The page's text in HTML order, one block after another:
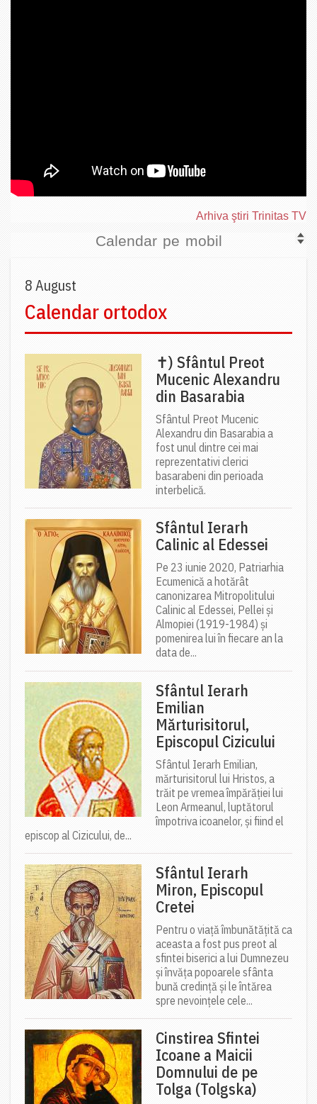
Arhiva ştiri Trinitas TV
Calendar pe mobil
8 August
Calendar ortodox
✝) Sfântul Preot
Mucenic Alexandru
din Basarabia
Sfântul Preot Mucenic
Alexandru din Basarabia a
fost unul dintre cei mai
reprezentativi clerici
basarabeni din perioada
interbelică.
Sfântul Ierarh
Calinic al Edessei
Pe 23 iunie 2020, Patriarhia
Ecumenică a hotărât
canonizarea Mitropolitului
Calinic al Edessei, Pellei și
Almopiei (1919-1984) și
pomenirea lui în fiecare an la
data de...
Sfântul Ierarh
Emilian
Mărturisitorul,
Episcopul Cizicului
Sfântul Ierarh Emilian,
mărturisitorul lui Hristos, a
trăit pe vremea împărăției lui
Leon Armeanul, luptătorul
împotriva icoanelor, și fiind el
episcop al Cizicului, de...
Sfântul Ierarh
Miron, Episcopul
Cretei
Pentru o viață îmbunătățită ca
aceasta a fost pus preot al
sfintei biserici a lui Dumnezeu
și învăța popoarele sfânta
bună credință și le întărea
spre nevoințele cele...
Cinstirea Sfintei
Icoane a Maicii
Domnului de pe
Tolga (Tolgska)